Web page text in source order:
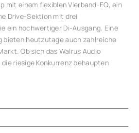
mit einem flexiblen Vierband-EQ, ein
Drive-Sektion mit drei
ein hochwertiger Di-Ausgang. Eine
heutzutage auch zahlreiche
Ob sich das Walrus Audio
riesige Konkurrenz behaupten